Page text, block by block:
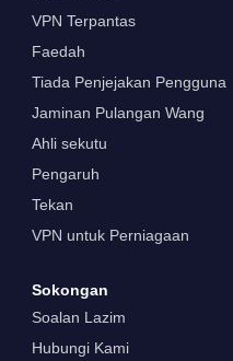
VPN Terpantas
Faedah
Tiada Penjejakan Pengguna
Jaminan Pulangan Wang
Ahli sekutu
Pengaruh
Tekan
VPN untuk Perniagaan
Sokongan
Soalan Lazim
Hubungi Kami